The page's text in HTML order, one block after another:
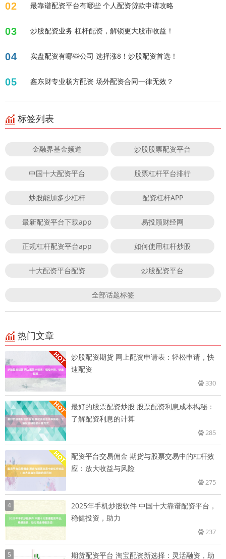
02 最靠谱配资平台有哪些 个人配资贷款申请攻略
03 炒股配资业务 杠杆配资，解锁更大股市收益！
04 实盘配资有哪些公司 选择涨8！炒股配资首选！
05 鑫东财专业杨方配资 场外配资合同一律无效？
标签列表
金融界基金频道 炒股股票配资平台
中国十大配资平台 股票杠杆平台排行
炒股能加多少杠杆 配资杠杆APP
最新配资平台下载app 易投顾财经网
正规杠杆配资平台app 如何使用杠杆炒股
十大配资平台配资 炒股配资平台
全部话题标签
热门文章
炒股配资期货 网上配资申请表：轻松申请，快
速配资
330
最好的股票配资炒股 股票配资利息成本揭秘：
了解配资利息的计算
285
配资平台交易佣金 期货与股票交易中的杠杆效
应：放大收益与风险
275
4
2025年手机炒股软件 中国十大靠谱配资平台，
稳健投资，助力
237
5 期货配资平台 淘宝配资新选择：灵活融资，助